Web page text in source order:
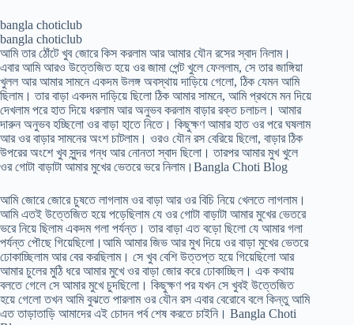
bangla choticlub
bangla choticlub
আমি তার ঠোঁটে খুব জোরে কিস করলাম আর আমার যৌন রসের স্বাদ নিলাম।
এবার আমি আরও উত্তেজিত হয়ে ওর জামা পেন্ট খুলে ফেললাম, সে তার জাঙ্গিয়া
খুলল আর আমার সামনে একদম উলঙ্গ অবস্থায় দাড়িয়ে গেলো, ঠিক যেমন আমি
ছিলাম। তার বাড়া একদম দাড়িয়ে ছিলো ঠিক আমার সামনে, আমি প্রথমে মন দিয়ে
দেখলাম পরে হাত দিয়ে ধরলাম আর অনুভব করলাম বাড়ার রক্ত চলাচল। আমার
দারুন অনুভব হচ্ছিলো ওর বাড়া হা্তে নিতে। কিছুক্ষণ আমার হাত ওর পরে ঘষলাম
আর ওর বাড়ার সামনের অংশ চাটলাম। ওরও যৌন রস বেরিয়ে ছিলো, বাড়ার ঠিক
উপরের অংশে খুব সুন্দর গন্ধ আর নোনতা স্বাদ ছিলো। তারপর আমার মুখ খুলে
ওর গোটা বাড়াটা আমার মুখের ভেতরে ভরে নিলাম।Bangla Choti Blog
আমি জোরে জোরে চুষতে লাগলাম ওর বাড়া আর ওর বিচি নিয়ে খেলতে লাগলাম।
আমি এতই উত্তেজিত হয়ে পড়েছিলাম যে ওর গোটা বাড়াটা আমার মুখের ভেতরে
ভরে নিয়ে ছিলাম একদম গলা পর্যন্ত। তার বাড়া এত বড়ো ছিলো যে আমার গলা
পর্যন্ত পৌছে গিয়েছিলো।আমি আমার জিভ আর মুখ দিয়ে ওর বাড়া মুখের ভেতরে
ঢোকাচ্ছিলাম আর বের করছিলাম। সে খুব বেশি উত্তপ্ত হয়ে গিয়েছিলো আর
আমার চুলের মুঠি ধরে আমার মুখে ওর বাড়া জোর করে ঢোকাচ্ছিল। এক কথায়
বলতে গেলে সে আমার মুখে চুদছিলো। কিছুক্ষণ পর যখন সে খুবই উত্তেজিত
হয়ে গেলো তখন আমি বুঝতে পারলাম ওর যৌন রস এবার বেরোবে বলে কিন্তু আমি
এত তাড়াতাড়ি আমাদের এই চোদন পর্ব শেষ করতে চাইনি। Bangla Choti